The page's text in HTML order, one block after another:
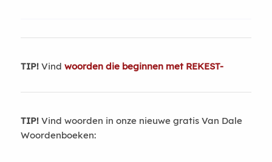
TIP!Vind woorden die beginnen met REKEST-
TIP!Vind woorden in onze nieuwe gratis Van Dale
Woordenboeken: